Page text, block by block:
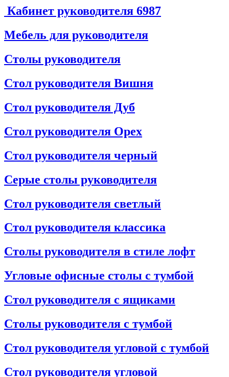
Кабинет руководителя 6987
Мебель для руководителя
Столы руководителя
Стол руководителя Вишня
Стол руководителя Дуб
Стол руководителя Орех
Стол руководителя черный
Серые столы руководителя
Стол руководителя светлый
Стол руководителя классика
Столы руководителя в стиле лофт
Угловые офисные столы с тумбой
Стол руководителя с ящиками
Столы руководителя с тумбой
Стол руководителя угловой с тумбой
Стол руководителя угловой